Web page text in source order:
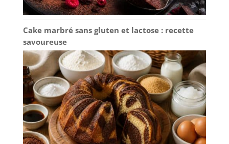
Cake marbré sans gluten et lactose : recette
savoureuse